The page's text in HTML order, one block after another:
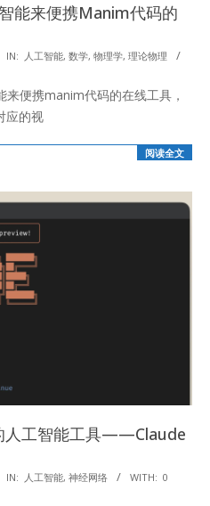
能来便携Manim代码的
IN: 人工智能, 数学, 物理学, 理论物理
便携manim代码的在线工具，
应的视
阅读全文
人工智能工具——Claude
IN: 人工智能, 神经网络 WITH: 0